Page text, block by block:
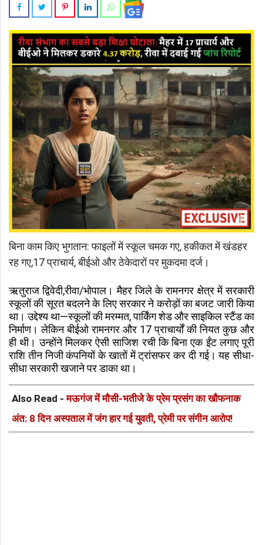
बिना काम किए भुगतान: फाइलों में स्कूल चमक गए, हकीकत में खंडहर
रह गए,17 प्राचार्य, बीईओ और ठेकेदारों पर मुकदमा दर्ज।
ऋतुराज द्विवेदी,रीवा/भोपाल। मैहर जिले के रामनगर क्षेत्र में सरकारी
स्कूलों की सूरत बदलने के लिए सरकार ने करोड़ों का बजट जारी किया
था। उद्देश्य था—स्कूलों की मरम्मत, पार्किंग शेड और साइकिल स्टैंड का
निर्माण। लेकिन बीईओ रामनगर और 17 प्राचार्यों की नियत कुछ और
ही थी। उन्होंने मिलकर ऐसी साजिश रची कि बिना एक ईंट लगाए पूरी
राशि तीन निजी कंपनियों के खातों में ट्रांसफर कर दी गई। यह सीधा-
सीधा सरकारी खजाने पर डाका था।
Also Read -मऊगंज में मौसी-भतीजे के प्रेम प्रसंग का खौफनाक
अंत: 8 दिन अस्पताल में जंग हार गई युवती, प्रेमी पर संगीन आरोप!